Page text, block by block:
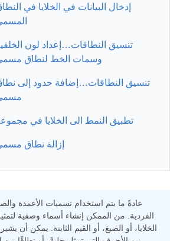
إدخال البيانات في الخلايا في
تنسيق النطاقات…إعداد لون
وسمات الخط لنطاق
تنسيق النطاقات…إضافة حدود إلى
تطبيق النمط الى الخلايا في
إزالة نطاق
عادةً ما يتم استخدام تسميات الأعمدة
الفردية. من الممكن إنشاء أسماء وصفية
الخلايا، أو الصيغ، أو القيم الثابتة. يمكن أن